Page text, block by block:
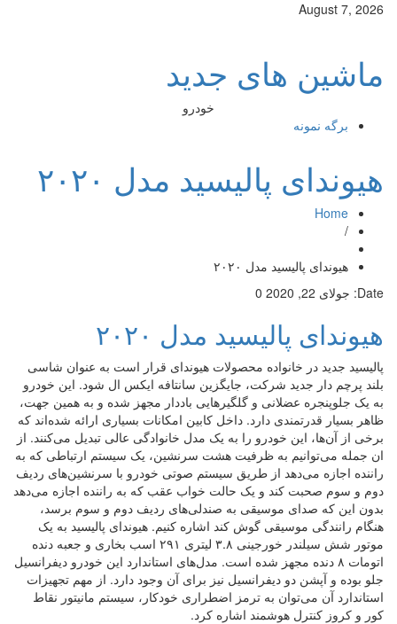
August 7, 2026
ماشین های جدید
خودرو
برگه نمونه
هیوندای پالیسید مدل ۲۰۲۰
Home
/
هیوندای پالیسید مدل ۲۰۲۰
Date: جولای 22, 2020 0
هیوندای پالیسید مدل ۲۰۲۰
پالیسید جدید در خانواده محصولات هیوندای قرار است به عنوان شاسی
بلند پرچم دار جدید شرکت، جایگزین سانتافه ایکس ال شود. این خودرو
به یک جلوپنجره عضلانی و گلگیرهایی باددار مجهز شده و به همین جهت،
ظاهر بسیار قدرتمندی دارد. داخل کابین امکانات بسیاری ارائه شده‌اند که
برخی از آن‌ها، این خودرو را به یک مدل خانوادگی عالی تبدیل می‌کنند. از
ان جمله می‌توانیم به ظرفیت هشت سرنشین، یک سیستم ارتباطی که به
راننده اجازه می‌دهد از طریق سیستم صوتی خودرو با سرنشین‌های ردیف
دوم و سوم صحبت کند و یک حالت خواب عقب که به راننده اجازه می‌دهد
بدون این که صدای موسیقی به صندلی‌های ردیف دوم و سوم برسد،
هنگام رانندگی موسیقی گوش کند اشاره کنیم. هیوندای پالیسید به یک
موتور شش سیلندر خورجینی ۳.۸ لیتری ۲۹۱ اسب بخاری و جعبه دنده
اتومات ۸ دنده مجهز شده است. مدل‌های استاندارد این خودرو دیفرانسیل
جلو بوده و آپشن دو دیفرانسیل نیز برای آن وجود دارد. از مهم تجهیزات
استاندارد آن می‌توان به ترمز اضطراری خودکار، سیستم مانیتور نقاط
کور و کروز کنترل هوشمند اشاره کرد.